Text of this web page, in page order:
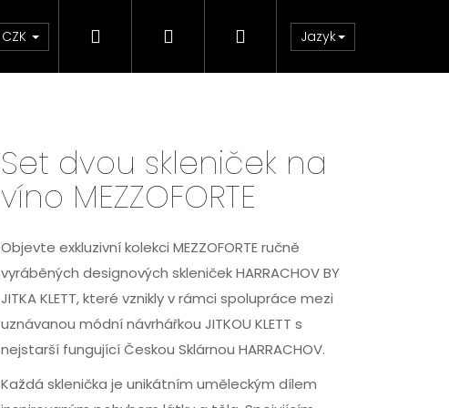
BEAUTY HISTORIE ZNAČKY
CZK Hledat Přihlášení NákupníJazyk
Set dvou skleniček na
víno MEZZOFORTE
Objevte exkluzivní kolekci MEZZOFORTE ručně
vyráběných designových skleniček HARRACHOV BY
JITKA KLETT, které vznikly v rámci spolupráce mezi
uznávanou módní návrhářkou JITKOU KLETT s
nejstarší fungující Českou Sklárnou HARRACHOV.
Každá sklenička je unikátním uměleckým dílem